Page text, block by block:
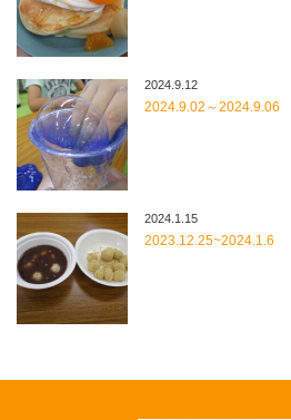
2024.9.12
2024.9.02～2024.9.06
2024.1.15
2023.12.25~2024.1.6